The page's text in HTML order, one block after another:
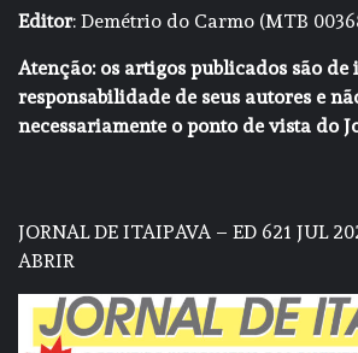
Editor: Demétrio do Carmo (MTB
Atenção: os artigos publicados são de
responsabilidade de seus autores e
necessariamente o ponto de vista do
JORNAL DE ITAIPAVA – ED 621 JUL
ABRIR